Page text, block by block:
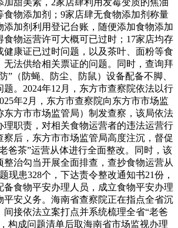
加甜美素，2家店肆利用发霉变质的焦油
食物添加剂；9家店肆无食物添加剂称量
添加剂利用登记台账，随便添加食物添加
食物运营许可大概可已过时；17家店均存
健康证已过时问题，以及茶叶、面粉等食
无法供给相关票证的问题。同时，查询拜
”（防蝇、防尘、防鼠）设备配备不脚、
。2024年12月，东方市查察院依法以行
年2月，东方市查察院向东方市市场监
东方市市场监管局）制发查察，该局依法
理职责，对相关食物运营者的违法运营行
察后，东方市市场监管局高度注沉，督促
爸茶”运营从体进行全面整改。同时，该
整治勾当开展全面排查，查抄食物运营从
现患328个，下达责令整改通知书21份，
备食物平安办理人员，成立食物平安办理
平安义务。海南省查察院正在指点全省沉
间接依法立案打点并系统梳理全省“老爸
构成问题清单后取海南省市场监视办理